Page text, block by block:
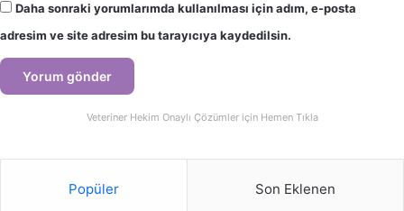
Daha sonraki yorumlarımda kullanılması için adım, e-posta
adresim ve site adresim bu tarayıcıya kaydedilsin.
Veteriner Hekim Onaylı Çözümler için Hemen Tıkla
Popüler Son Eklenen